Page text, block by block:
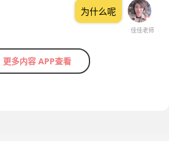
佳佳老师
为什么呢
更多内容 APP查看